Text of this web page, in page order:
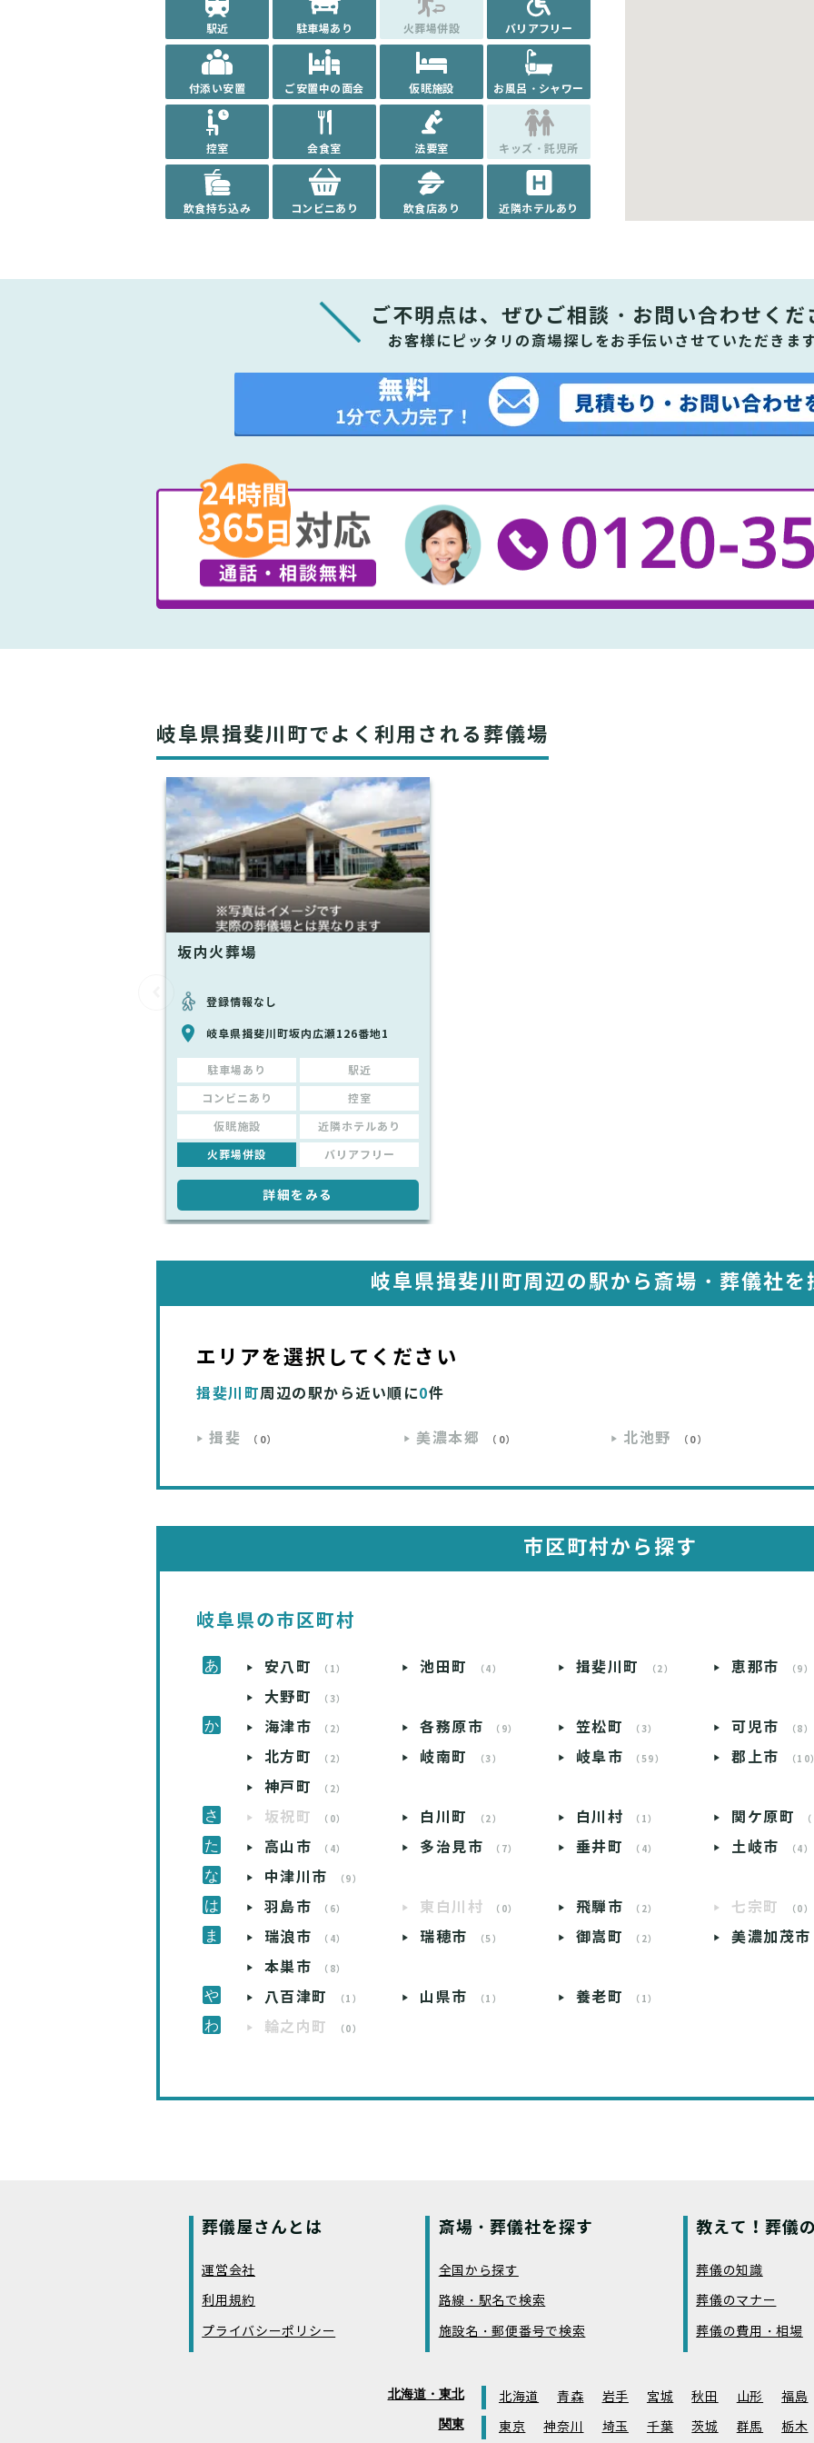
駅近 駐車場あり 火葬場併設 バリアフリー
付添い安置 ご安置中の面会 仮眠施設 お風呂・シャワー
控室 会食室 法要室 キッズ・託児所
飲食持ち込み コンビニあり 飲食店あり 近隣ホテルあり
ご不明点は、ぜひ ご相談・お問い合わせくだ
お客様にピッタリの斎場探しをお手伝いさせていただきま
岐阜県揖斐川町でよく利用される葬儀場
坂内火葬場
登録情報なし
岐阜県揖斐川町坂内広瀬126番地1
駐車場あり 駅近
コンビニあり 控室
仮眠施設 近隣ホテルあり
火葬場併設 バリアフリー
詳細をみる
岐阜県揖斐川町周辺の駅から 斎場・葬儀社を
エリアを選択してください
揖斐川町周辺の駅から近い順に0件
揖斐 （0） 美濃本郷 （0） 北池野 （0）
市区町村から探す
岐阜県の市区町村
安八町 （1） 池田町 （4） 揖斐川町 （2） 恵那市 （9）
大野町 （3）
海津市 （2） 各務原市 （9） 笠松町 （3） 可児市 （8）
北方町 （2） 岐南町 （3） 岐阜市 （59） 郡上市 （10
神戸町 （2）
坂祝町 （0） 白川町 （2） 白川村 （1） 関ケ原町
高山市 （4） 多治見市 （7） 垂井町 （4） 土岐市 （4）
中津川市 （9）
羽島市 （6） 東白川村 （0） 飛騨市 （2） 七宗町 （0）
瑞浪市 （4） 瑞穂市 （5） 御嵩町 （2）
美濃加茂市
本巣市
（8）
八百津町 （1） 山県市 （1） 養老町 （1）
輪之内町 （0）
葬儀屋さんとは
運営会社
利用規約
プライバシーポリシー
斎場・葬儀社を探す
全国から探す
路線・駅名で検索
施設名・郵便番号で検索
教えて！葬儀
葬儀の知識
葬儀のマナー
葬儀の費用・相場
北海道・東北 北海道 青森 岩手 宮城 秋田 山形 福島
関東 東京 神奈川 埼玉 千葉 茨城 群馬 栃木